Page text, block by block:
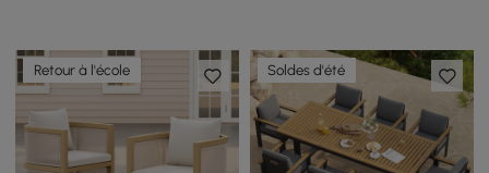
Retour à l'école Soldes d'été